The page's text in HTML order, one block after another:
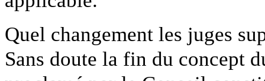
Quel changement les juges
Sans doute la fin du concept